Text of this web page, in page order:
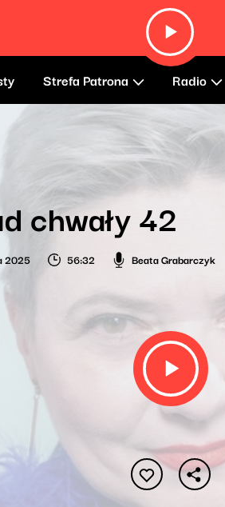
Strefa Patrona Radio
chwały 42
2025 56:32 Beata Grabarczyk